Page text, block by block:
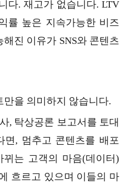
다. 재고가 없습니다. LTV
률 높은 지속가능한 비즈
진 이유가 SNS와 콘텐츠
을 의미하지 않습니다.
, 탁상공론 보고서를 토대
면, 멈추고 콘텐츠를 배포
는 고객의 마음(데이터)
흐르고 있으며 이들의 마